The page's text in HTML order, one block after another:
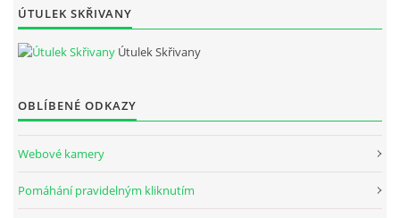
ÚTULEK SKŘIVANY
Útulek Skřivany
OBLÍBENÉ ODKAZY
Webové kamery
Pomáhání pravidelným kliknutím